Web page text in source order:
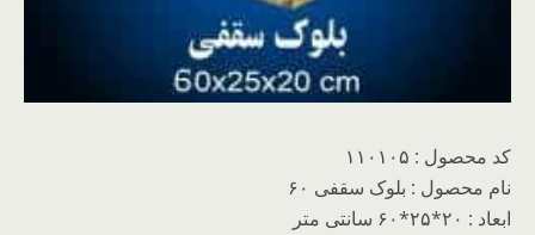
کد محصول : ۱۱۰۱۰۵
نام محصول : بلوک سقفی ۶۰
ابعاد : ۲۰*۲۵*۶۰ سانتی متر